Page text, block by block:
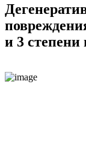
и 3 степени